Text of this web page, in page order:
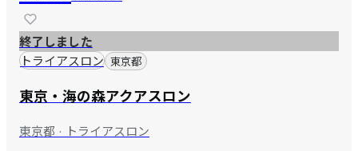
終了しました
トライアスロン 東京都
東京・海の森アクアスロン
東京都 · トライアスロン